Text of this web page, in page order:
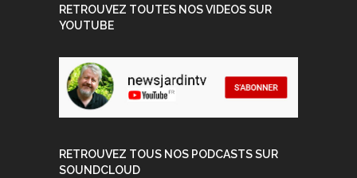
RETROUVEZ TOUTES NOS VIDEOS SUR
YOUTUBE
RETROUVEZ TOUS NOS PODCASTS SUR
SOUNDCLOUD